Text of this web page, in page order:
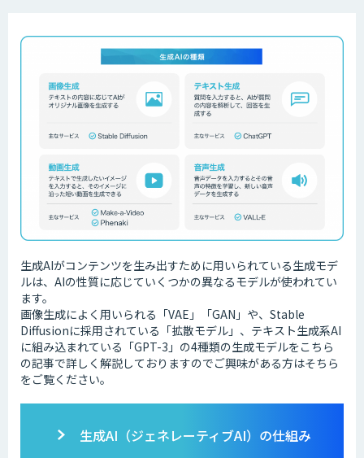
生成AIがコンテンツを生み出すために用いられている生成モデ
ルは、AIの性質に応じていくつかの異なるモデルが使われてい
ます。
画像生成によく用いられる「VAE」「GAN」や、Stable
Diffusionに採用されている「拡散モデル」、テキスト生成系AI
に組み込まれている「GPT-3」の4種類の生成モデルをこちら
の記事で詳しく解説しておりますのでご興味がある方はそちら
をご覧ください。
生成AI（ジェネレーティブAI）の仕組み